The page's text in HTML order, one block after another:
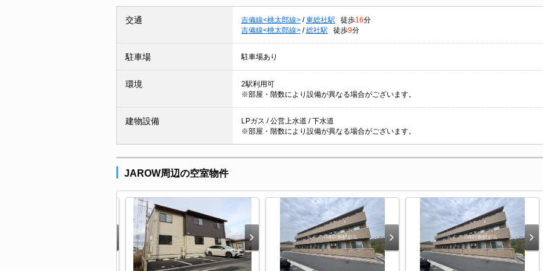
交通 吉備線<桃太郎線> / 東総社駅 徒歩16分
吉備線<桃太郎線> / 総社駅 徒歩9分
駐車場 駐車場あり
環境
2駅利用可
※部屋・階数により設備が異なる場合がございます。
建物設備
LPガス / 公営上水道 / 下水道
※部屋・階数により設備が異なる場合がございます。
JAROW周辺の空室物件